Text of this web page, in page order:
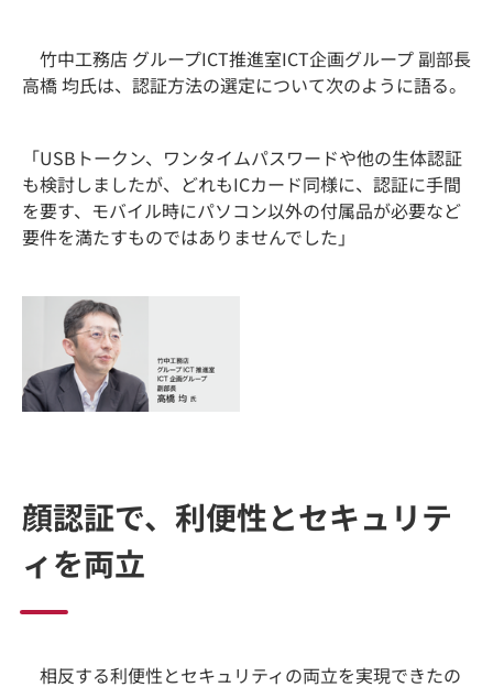
竹中工務店 グループICT推進室ICT企画グループ 副部長
高橋 均氏は、認証方法の選定について次のように語る。
「USBトークン、ワンタイムパスワードや他の生体認証
も検討しましたが、どれもICカード同様に、認証に手間
を要す、モバイル時にパソコン以外の付属品が必要など
要件を満たすものではありませんでした」
顔認証で、利便性とセキュリテ
ィを両立
相反する利便性とセキュリティの両立を実現できたの